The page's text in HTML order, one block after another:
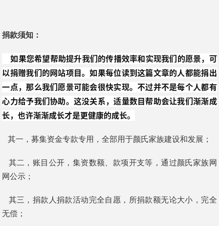
捐款须知：
如果您希望帮助提升我们的传播效率和实现我们的愿景，可
以捐赠我们的网站项目。如果每位读到这篇文章的人都能捐出
一点，那么我们愿景可能会很快实现。不过并不是每个人都有
心力给予我们协助。这没关系，适量数目帮助会让我们渐渐成
长，也许渐渐成长才是更健康的成长。
其一，募集资金专款专用，全部用于颜氏家族建设和发展；
其二，账目公开，集资数额、款项开支等，通过颜氏家族网
网公示；
其三，捐款人捐款活动完全自愿，所捐款额无论大小，完全
无偿；